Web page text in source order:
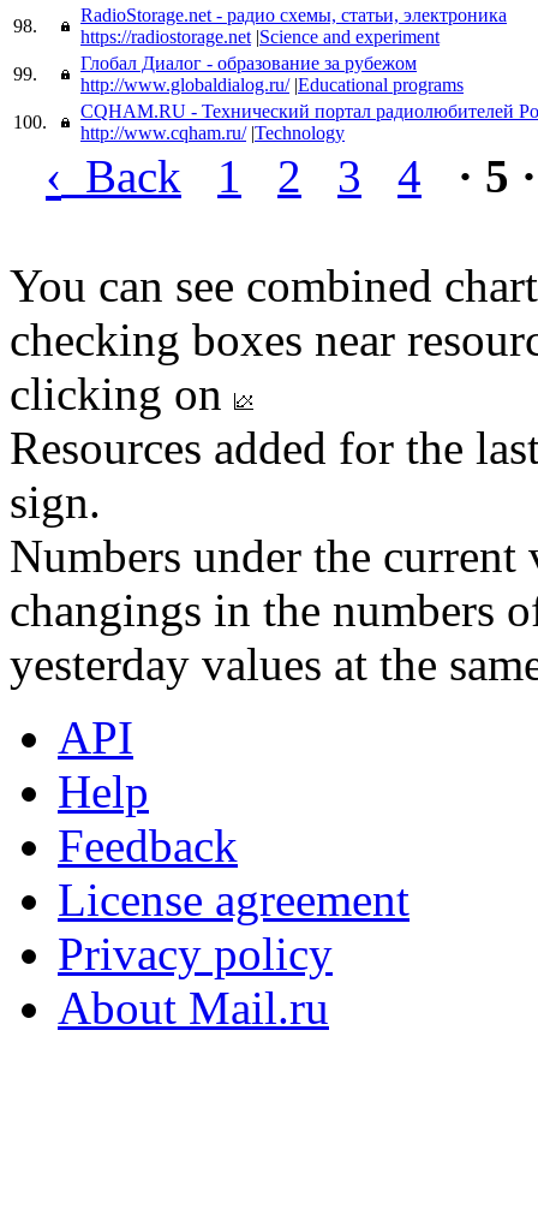
98.
RadioStorage.net - радио схемы, статьи, электроника
https://radiostorage.net |Science and experiment
99.
Глобал Диалог - образование за рубежом
http://www.globaldialog.ru/ |Educational programs
100.
CQHAM.RU - Технический портал радиолюбителей
http://www.cqham.ru/ |Technology
‹ Back 1 2 3 4 · 5 ·
You can see combined
checking boxes near
clicking on
Resources added for the
sign.
Numbers under the
changings in the numbers
yesterday values at the
API
Help
Feedback
License agreement
Privacy policy
About Mail.ru